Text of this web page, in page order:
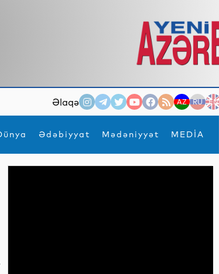
Əlaqə AZ RU EN
Ədəbiyyat Mədəniyyət MEDİA
×